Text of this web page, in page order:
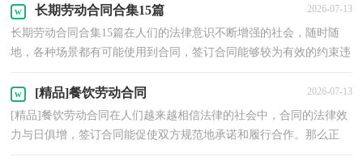
长期劳动合同合集15篇 2026-07-13
长期劳动合同合集15篇在人们的法律意识不断增强的社会，随时随
地，各种场景都有可能使用到合同，签订合同能够较为有效的约束违
[精品]餐饮劳动合同 2026-07-13
[精品]餐饮劳动合同在人们越来越相信法律的社会中，合同的法律效
力与日俱增，签订合同能促使双方规范地承诺和履行合作。那么正